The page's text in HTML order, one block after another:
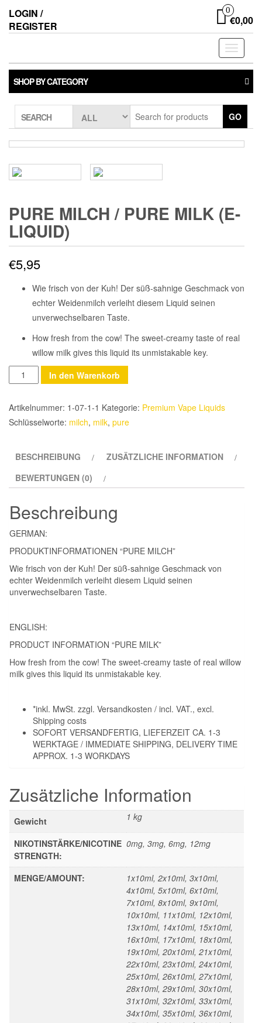
LOGIN /
REGISTER
0
€0,00
Toggle
SHOP BY CATEGORY
SEARCH GO
PURE MILCH / PURE MILK (E-
LIQUID)
€5,95
Wie frisch von der Kuh! Der süß-sahnige Geschmack von
echter Weidenmilch verleiht diesem Liquid seinen
unverwechselbaren Taste.
How fresh from the cow! The sweet-creamy taste of real
willow milk gives this liquid its unmistakable key.
Anzahl
In den Warenkorb
Artikelnummer: 1-07-1-1 Kategorie: Premium Vape Liquids
Schlüsselworte: milch, milk, pure
BESCHREIBUNG
ZUSÄTZLICHE INFORMATION
BEWERTUNGEN (0)
Beschreibung
GERMAN:
PRODUKTINFORMATIONEN “PURE MILCH”
Wie frisch von der Kuh! Der süß-sahnige Geschmack von
echter Weidenmilch verleiht diesem Liquid seinen
unverwechselbaren Taste.
ENGLISH:
PRODUCT INFORMATION “PURE MILK”
How fresh from the cow! The sweet-creamy taste of real willow
milk gives this liquid its unmistakable key.
*inkl. MwSt. zzgl. Versandkosten / incl. VAT., excl.
Shipping costs
SOFORT VERSANDFERTIG, LIEFERZEIT CA. 1-3
WERKTAGE / IMMEDIATE SHIPPING, DELIVERY TIME
APPROX. 1-3 WORKDAYS
Zusätzliche Information
Gewicht 1 kg
NIKOTINSTÄRKE/NICOTINE
STRENGTH:
0mg, 3mg, 6mg, 12mg
MENGE/AMOUNT:
1x10ml, 2x10ml, 3x10ml,
4x10ml, 5x10ml, 6x10ml,
7x10ml, 8x10ml, 9x10ml,
10x10ml, 11x10ml, 12x10ml,
13x10ml, 14x10ml, 15x10ml,
16x10ml, 17x10ml, 18x10ml,
19x10ml, 20x10ml, 21x10ml,
22x10ml, 23x10ml, 24x10ml,
25x10ml, 26x10ml, 27x10ml,
28x10ml, 29x10ml, 30x10ml,
31x10ml, 32x10ml, 33x10ml,
34x10ml, 35x10ml, 36x10ml,